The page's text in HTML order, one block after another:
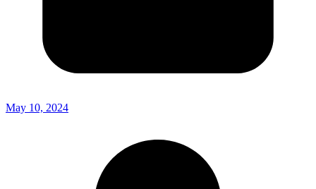
May 10, 2024